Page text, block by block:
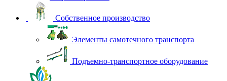
Собственное производство
Элементы самотечного транспорта
Подъемно-транспортное оборудование